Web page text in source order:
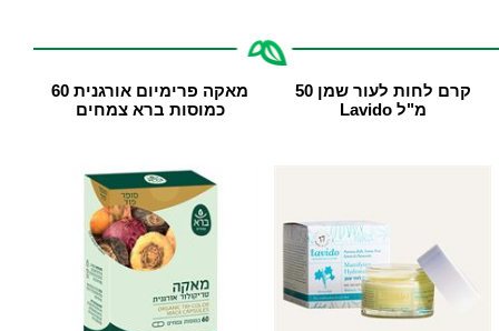
קרם לחות לעור שמן 50
מ"ל Lavido
מאקה פרימיום אורגנית 60
כמוסות ‏ברא צמחים